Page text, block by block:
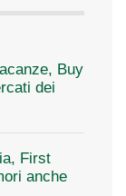
Buy
dei
First
anche